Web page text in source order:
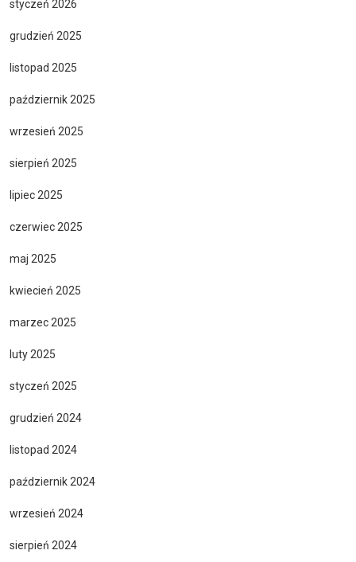
styczeń 2026
grudzień 2025
listopad 2025
październik 2025
wrzesień 2025
sierpień 2025
lipiec 2025
czerwiec 2025
maj 2025
kwiecień 2025
marzec 2025
luty 2025
styczeń 2025
grudzień 2024
listopad 2024
październik 2024
wrzesień 2024
sierpień 2024